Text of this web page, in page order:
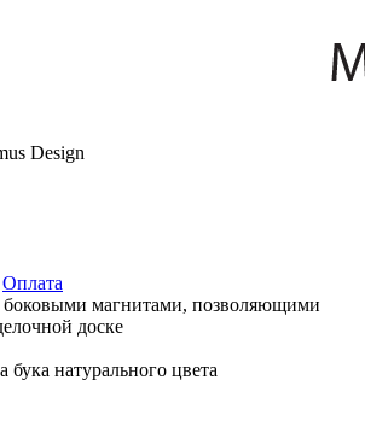
Design
Оплата
боковыми магнитами, позволяющими
доске
бука натурального цвета